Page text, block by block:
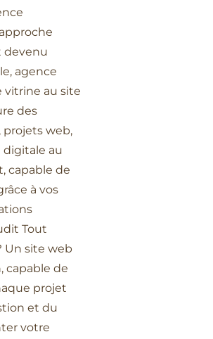
devenu
agence
vitrine au site
des
projets web,
au
capable de
à vos
Tout
Un site web
capable de
projet
et du
votre